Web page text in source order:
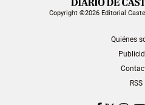
Copyright ©2026 Editorial
Quiénes
RSS